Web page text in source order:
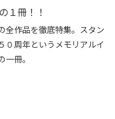
１冊！！
全作品を徹底特集。スタン
０周年というメモリアルイ
冊。